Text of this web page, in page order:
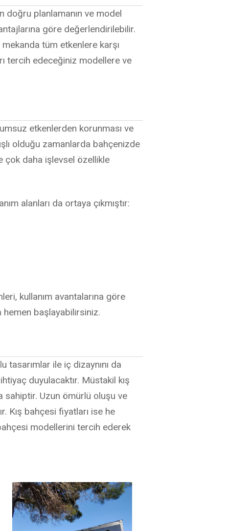
doğru planlamanın ve model
göre değerlendirilebilir.
tüm etkenlere karşı
tercih edeceğiniz modellere ve
etkenlerden korunması ve
olduğu zamanlarda bahçenizde
çok daha işlevsel özellikle
alanları da ortaya çıkmıştır:
kullanım avantalarına göre
hemen başlayabilirsiniz.
tasarımlar ile iç dizaynını da
duyulacaktır. Müstakil kış
sahiptir. Uzun ömürlü oluşu ve
Kış bahçesi fiyatları ise he
modellerini tercih ederek